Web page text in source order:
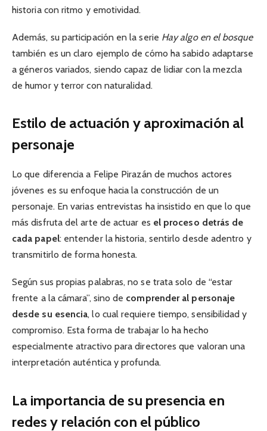
historia con ritmo y emotividad.
Además, su participación en la serie Hay algo en el bosque
también es un claro ejemplo de cómo ha sabido adaptarse
a géneros variados, siendo capaz de lidiar con la mezcla
de humor y terror con naturalidad.
Estilo de actuación y aproximación al
personaje
Lo que diferencia a Felipe Pirazán de muchos actores
jóvenes es su enfoque hacia la construcción de un
personaje. En varias entrevistas ha insistido en que lo que
más disfruta del arte de actuar es el proceso detrás de
cada papel: entender la historia, sentirlo desde adentro y
transmitirlo de forma honesta.
Según sus propias palabras, no se trata solo de “estar
frente a la cámara”, sino de comprender al personaje
desde su esencia, lo cual requiere tiempo, sensibilidad y
compromiso. Esta forma de trabajar lo ha hecho
especialmente atractivo para directores que valoran una
interpretación auténtica y profunda.
La importancia de su presencia en
redes y relación con el público